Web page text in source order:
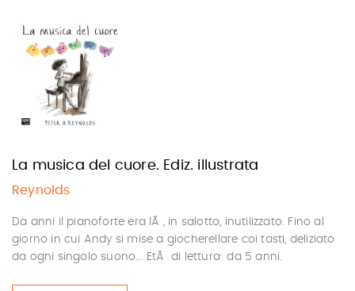
La musica del cuore. Ediz. illustrata
Reynolds
Da anni il pianoforte era lÃ , in salotto, inutilizzato. Fino al
giorno in cui Andy si mise a giocherellare coi tasti, deliziato
da ogni singolo suono... EtÃ di lettura: da 5 anni.